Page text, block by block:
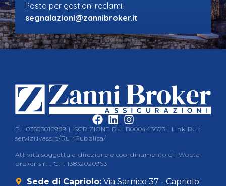
Posta per gestioni reclami:
segnalazioni@zannibroker.it
P.I. 03503010989 | ISCRIZIONE RUI B000443673 | Link RUI:
servizi.ivass.it/RuirPubblica/
Attività soggetta a direzione e coordinamento di Wopta
broker s.r.l., C.F. 13832020963
Sede di Capriolo:Via Sarnico 37 - Capriolo